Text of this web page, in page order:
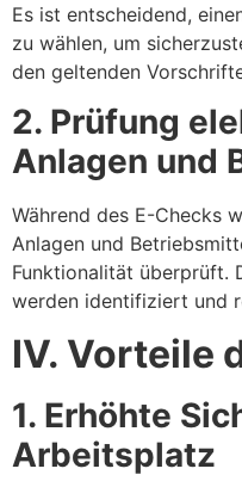
Es ist entscheidend,
zu wählen, um
den geltenden
2. Prüfung
Anlagen und
Während des E-Checks
Anlagen und
Funktionalität überprüft.
werden identifiziert und
IV. Vorteile
1. Erhöhte
Arbeitsplatz